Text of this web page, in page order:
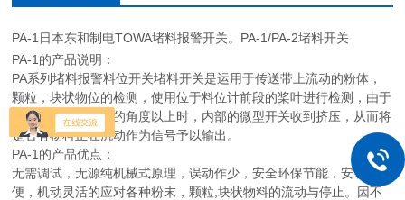
PA-1日本东和制电TOWA堵料报警开关。PA-1/PA-2堵料开关
PA-1的产品说明：
PA系列堵料报警料位开关堵料开关是运用于传送带上流动的粉体，
颗粒，块状物位的检测，使用位于料位计前段的桨叶进行检测，由于
桨叶的倾斜到一定的角度以上时，内部的微型开关收到挤压，从而将
是否有物料正在流动作为信号予以输出。
PA-1 的产品优点：
无需调试，无源纯机械式原理，误动作少，安全环保节能，安装方
便，机动灵活的应对各种粉末，颗粒,块状物料的流动与停止。因不